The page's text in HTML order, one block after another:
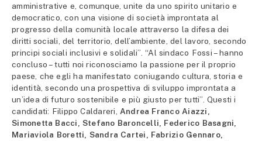
amministrative e, comunque, unite da uno spirito unitario e
democratico, con una visione di società improntata al
progresso della comunità locale attraverso la difesa dei
diritti sociali, del territorio, dell’ambiente, del lavoro, secondo
principi sociali inclusivi e solidali”. “Al sindaco Fossi – hanno
concluso – tutti noi riconosciamo la passione per il proprio
paese, che egli ha manifestato coniugando cultura, storia e
identità, secondo una prospettiva di sviluppo improntata a
un’idea di futuro sostenibile e più giusto per tutti”. Questi i
candidati: Filippo Caldareri, Andrea Franco Aiazzi,
Simonetta Bacci, Stefano Baroncelli, Federico Basagni,
Mariaviola Boretti, Sandra Cartei, Fabrizio Gennaro,